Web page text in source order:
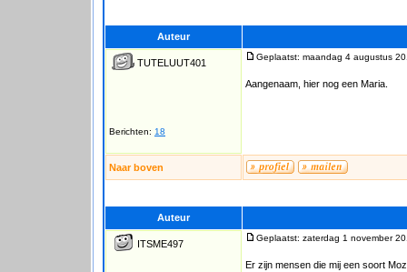
Auteur
TUTELUUT401
Berichten: 18
Geplaatst: maandag 4 augustus
Aangenaam, hier nog een Maria.
Naar boven
Auteur
ITSME497
Geplaatst: zaterdag 1 november
Er zijn mensen die mij een soort